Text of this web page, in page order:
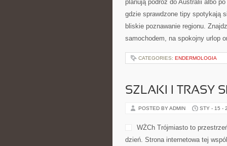
najbardziej zawiłe zagadnienia.
smaczkami ze świata odkryć. Z
zapamiętywać, […]